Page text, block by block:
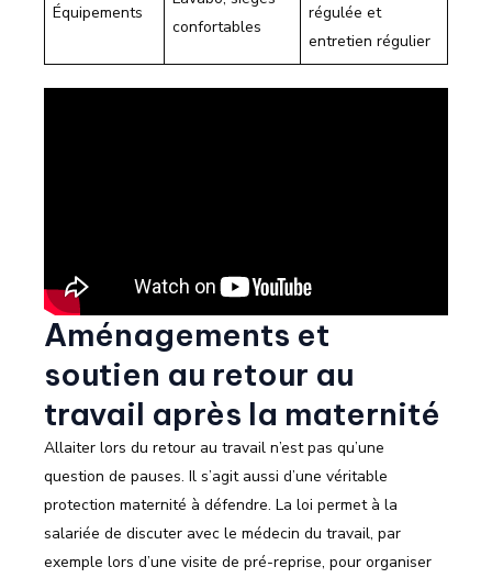
Équipements
confortables
régulée et
entretien régulier
Aménagements et
soutien au retour au
travail après la maternité
Allaiter lors du retour au travail n’est pas qu’une
question de pauses. Il s’agit aussi d’une véritable
protection maternité à défendre. La loi permet à la
salariée de discuter avec le médecin du travail, par
exemple lors d’une visite de pré-reprise, pour organiser